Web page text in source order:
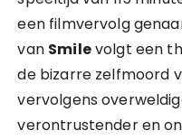
een filmvervolg
van Smilevolgt een
de bizarre zelfmoord
vervolgens
verontrustender en